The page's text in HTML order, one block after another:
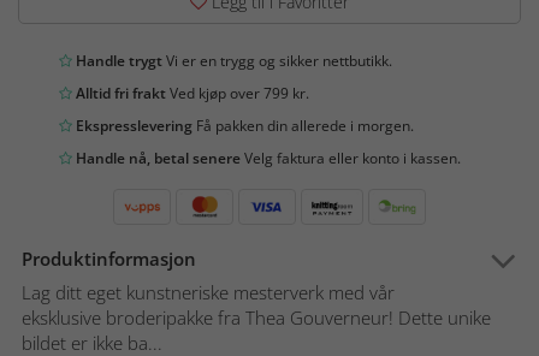
Handle trygtVi er en trygg og sikker nettbutikk.
Alltid fri fraktVed kjøp over 799 kr.
Ekspresslevering Få pakken din allerede i morgen.
Handle nå, betal senereVelg faktura eller konto i kassen.
Produktinformasjon
Lag ditt eget kunstneriske mesterverk med vår
eksklusive broderipakke fra Thea Gouverneur! Dette unike
bildet er ikke ba...